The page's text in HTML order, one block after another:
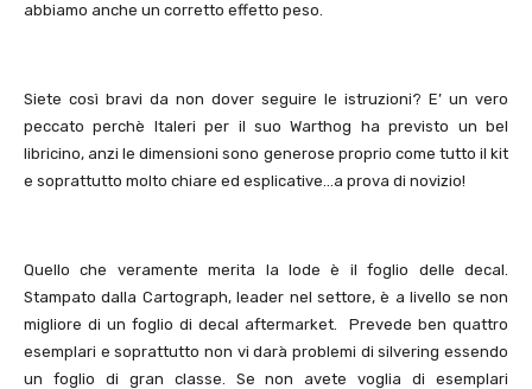
abbiamo anche un corretto effetto peso.
Siete così bravi da non dover seguire le istruzioni? E’ un vero
peccato perchè Italeri per il suo Warthog ha previsto un bel
libricino, anzi le dimensioni sono generose proprio come tutto il kit
e soprattutto molto chiare ed esplicative…a prova di novizio!
Quello che veramente merita la lode è il foglio delle decal.
Stampato dalla Cartograph, leader nel settore, è a livello se non
migliore di un foglio di decal aftermarket. Prevede ben quattro
esemplari e soprattutto non vi darà problemi di silvering essendo
un foglio di gran classe. Se non avete voglia di esemplari